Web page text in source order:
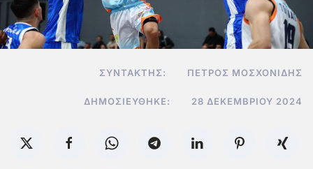
ΣΥΝΤΆΚΤΗΣ: ΠΈΤΡΟΣ ΜΟΣΧΟΝΊΔΗΣ
ΔΗΜΟΣΙΕΎΘΗΚΕ: 28 ΔΕΚΕΜΒΡΊΟΥ 2024